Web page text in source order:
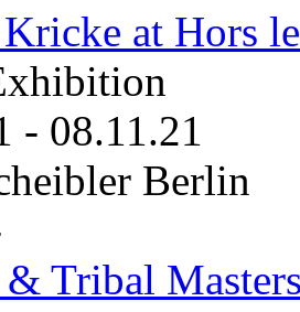
at Hors
- 08.11.21
Berlin
Tribal